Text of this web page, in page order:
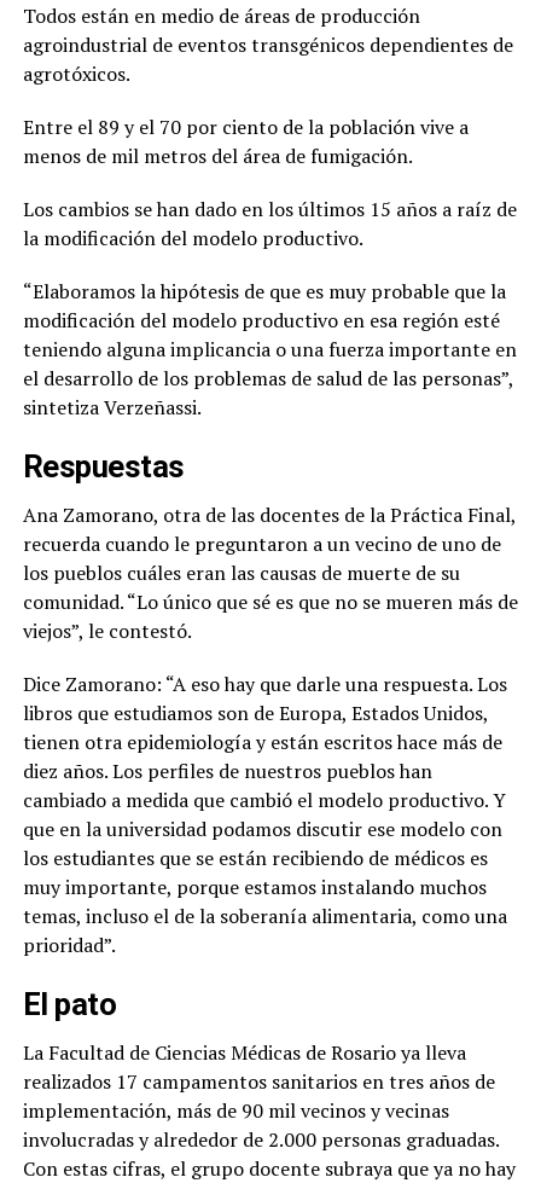
Todos están en medio de áreas de producción
agroindustrial de eventos transgénicos dependientes de
agrotóxicos.
Entre el 89 y el 70 por ciento de la población vive a
menos de mil metros del área de fumigación.
Los cambios se han dado en los últimos 15 años a raíz de
la modificación del modelo productivo.
“Elaboramos la hipótesis de que es muy probable que la
modificación del modelo productivo en esa región esté
teniendo alguna implicancia o una fuerza importante en
el desarrollo de los problemas de salud de las personas”,
sintetiza Verzeñassi.
Respuestas
Ana Zamorano, otra de las docentes de la Práctica Final,
recuerda cuando le preguntaron a un vecino de uno de
los pueblos cuáles eran las causas de muerte de su
comunidad. “Lo único que sé es que no se mueren más de
viejos”, le contestó.
Dice Zamorano: “A eso hay que darle una respuesta. Los
libros que estudiamos son de Europa, Estados Unidos,
tienen otra epidemiología y están escritos hace más de
diez años.Los perfiles de nuestros pueblos han
cambiado a medida que cambió el modelo productivo. Y
que en la universidad podamos discutir ese modelo con
los estudiantes que se están recibiendo de médicos es
muy importante, porque estamos instalando muchos
temas, incluso el de la soberanía alimentaria, como una
prioridad”.
El pato
La Facultad de Ciencias Médicas de Rosario ya lleva
realizados 17 campamentos sanitarios en tres años de
implementación, más de 90 mil vecinos y vecinas
involucradas y alrededor de 2.000 personas graduadas.
Con estas cifras, el grupo docente subraya que ya no hay